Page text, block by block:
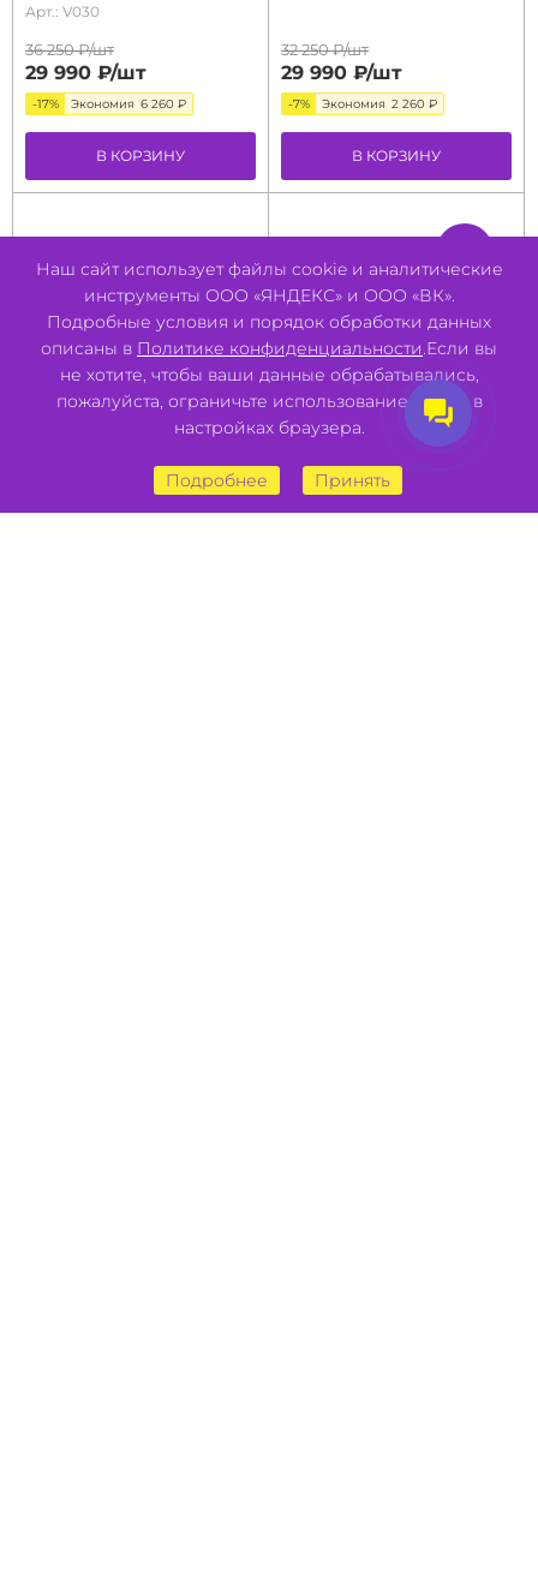
Арт.: V030
36 250 ₽/шт
29 990 ₽/шт
-17% Экономия 6 260 ₽
В КОРЗИНУ
32 250 ₽/шт
29 990 ₽/шт
-7% Экономия 2 260 ₽
В КОРЗИНУ
Велосипед Welt Brave 1.0
24 MD, колесо 24, цвет
Велосипед Stels
Навигатор 620 MD,
Наш сайт использует файлы cookie и аналитические
инструменты ООО «ЯНДЕКС» и ООО «ВК».
Подробные условия и порядок обработки данных
описаны в Политике конфиденциальности.Если вы
не хотите, чтобы ваши данные обрабатывались,
пожалуйста, ограничьте использование cookie в
настройках браузера.
Подробнее Принять